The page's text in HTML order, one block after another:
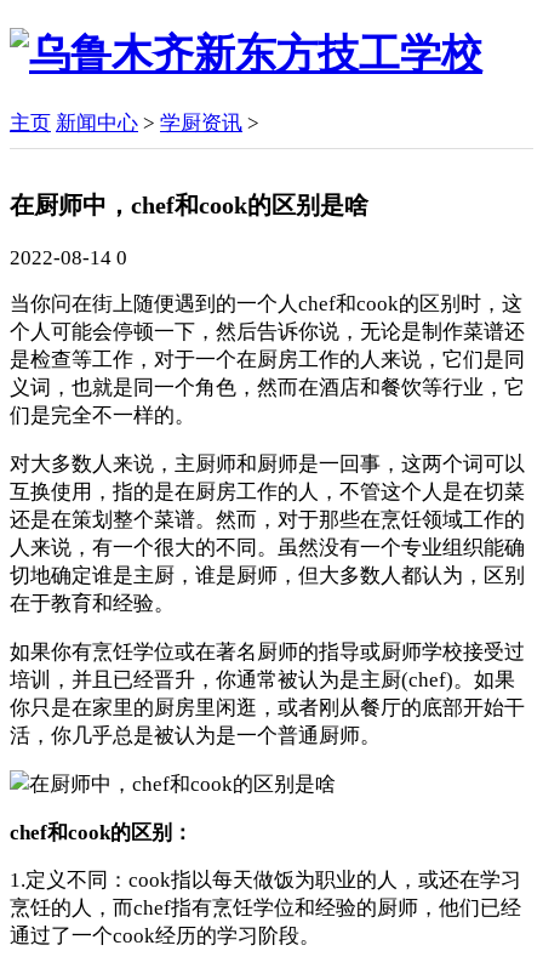
主页 新闻中心 > 学厨资讯 >
在厨师中，chef和cook的区别是啥
2022-08-14 0
当你问在街上随便遇到的一个人chef和cook的区别时，这
个人可能会停顿一下，然后告诉你说，无论是制作菜谱还
是检查等工作，对于一个在厨房工作的人来说，它们是同
义词，也就是同一个角色，然而在酒店和餐饮等行业，它
们是完全不一样的。
对大多数人来说，主厨师和厨师是一回事，这两个词可以
互换使用，指的是在厨房工作的人，不管这个人是在切菜
还是在策划整个菜谱。然而，对于那些在烹饪领域工作的
人来说，有一个很大的不同。虽然没有一个专业组织能确
切地确定谁是主厨，谁是厨师，但大多数人都认为，区别
在于教育和经验。
如果你有烹饪学位或在著名厨师的指导或厨师学校接受过
培训，并且已经晋升，你通常被认为是主厨(chef)。如果
你只是在家里的厨房里闲逛，或者刚从餐厅的底部开始干
活，你几乎总是被认为是一个普通厨师。
chef和cook的区别：
1.定义不同：cook指以每天做饭为职业的人，或还在学习
烹饪的人，而chef指有烹饪学位和经验的厨师，他们已经
通过了一个cook经历的学习阶段。